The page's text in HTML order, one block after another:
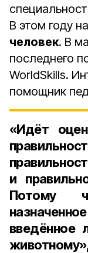
В этом году
человек. В
последнего
WorldSkills.
помощник
«Идёт
и
Потому
введённое